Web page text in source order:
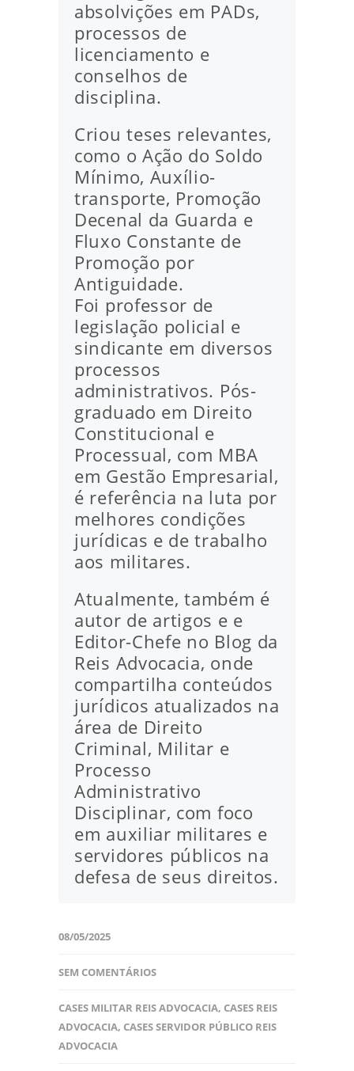
absolvições em PADs,
processos de
licenciamento e
conselhos de
disciplina.
Criou teses relevantes,
como o Ação do Soldo
Mínimo, Auxílio-
transporte, Promoção
Decenal da Guarda e
Fluxo Constante de
Promoção por
Antiguidade.
Foi professor de
legislação policial e
sindicante em diversos
processos
administrativos. Pós-
graduado em Direito
Constitucional e
Processual, com MBA
em Gestão Empresarial,
é referência na luta por
melhores condições
jurídicas e de trabalho
aos militares.
Atualmente, também é
autor de artigos e e
Editor-Chefe no Blog da
Reis Advocacia, onde
compartilha conteúdos
jurídicos atualizados na
área de Direito
Criminal, Militar e
Processo
Administrativo
Disciplinar, com foco
em auxiliar militares e
servidores públicos na
defesa de seus direitos.
08/05/2025
SEM COMENTÁRIOS
CASES MILITAR REIS ADVOCACIA, CASES REIS
ADVOCACIA, CASES SERVIDOR PÚBLICO REIS
ADVOCACIA